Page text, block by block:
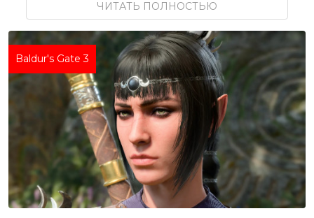
ЧИТАТЬ ПОЛНОСТЬЮ
Baldur's Gate 3